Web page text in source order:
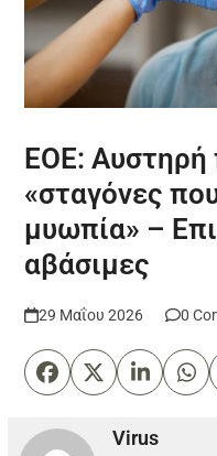
ΕΟΕ: Αυστηρή
«σταγόνες
μυωπία» –
αβάσιμες
29 Μαΐου 2026 0
Virus